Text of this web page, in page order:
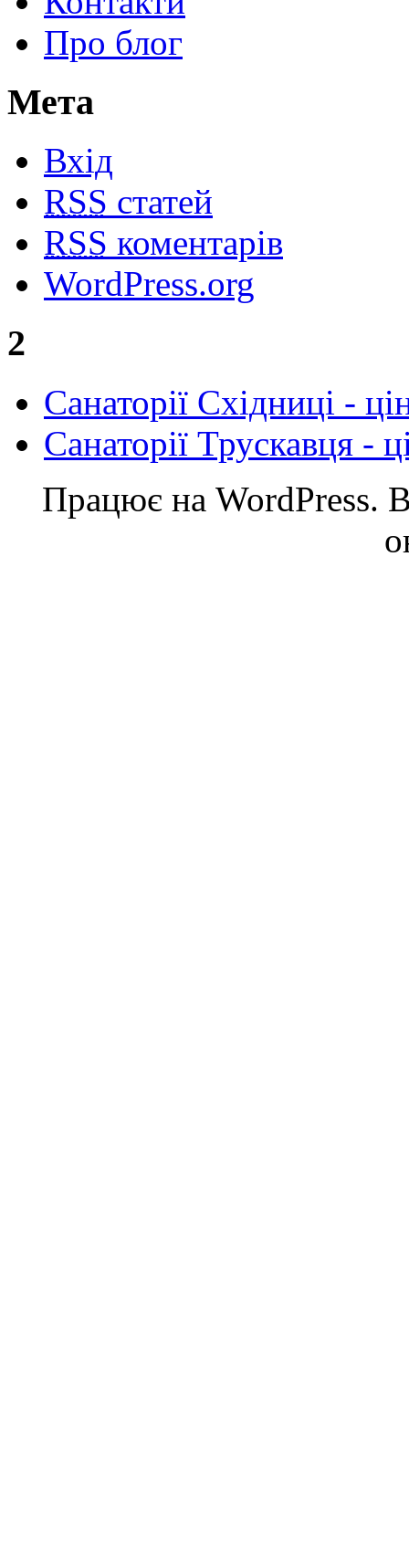
Про блог
Мета
Вхід
RSS статей
RSS коментарів
WordPress.org
2
Cанаторії Східниці -
Санаторії Трускавця -
Працює на WordPress.